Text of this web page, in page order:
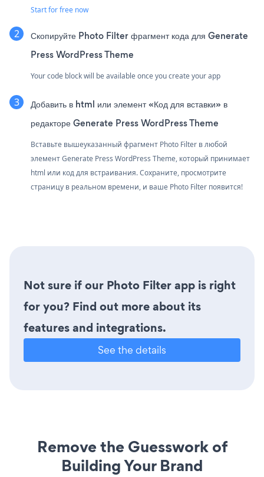
Start for free now
Скопируйте Photo Filter фрагмент кода для Generate
Press WordPress Theme
Your code block will be available once you create your app
Добавить в html или элемент «Код для вставки» в
редакторе Generate Press WordPress Theme
Вставьте вышеуказанный фрагмент Photo Filter в любой
элемент Generate Press WordPress Theme, который принимает
html или код для встраивания. Сохраните, просмотрите
страницу в реальном времени, и ваше Photo Filter появится!
Not sure if our Photo Filter app is right
for you? Find out more about its
features and integrations.
See the details
Remove the Guesswork of
Building Your Brand